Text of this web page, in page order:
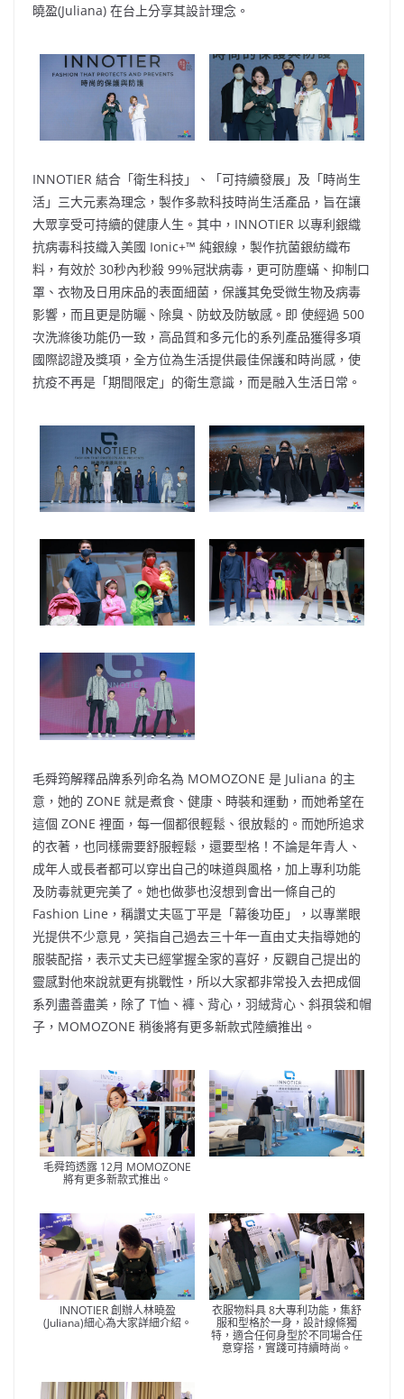
曉盈(Juliana) 在台上分享其設計理念。
INNOTIER 結合「衛生科技」、「可持續發展」及「時尚生
活」三大元素為理念，製作多款科技時尚生活產品，旨在讓
大眾享受可持續的健康人生。其中，INNOTIER 以專利銀織
抗病毒科技織入美國 Ionic+™ 純銀線，製作抗菌銀紡織布
料，有效於 30秒內秒殺 99%冠狀病毒，更可防塵蟎、抑制口
罩、衣物及日用床品的表面細菌，保護其免受微生物及病毒
影響，而且更是防曬、除臭、防蚊及防敏感。即 使經過 500
次洗滌後功能仍一致，高品質和多元化的系列產品獲得多項
國際認證及獎項，全方位為生活提供最佳保護和時尚感，使
抗疫不再是「期間限定」的衛生意識，而是融入生活日常。
毛舜筠解釋品牌系列命名為 MOMOZONE 是 Juliana 的主
意，她的 ZONE 就是煮食、健康、時裝和運動，而她希望在
這個 ZONE 裡面，每一個都很輕鬆、很放鬆的。而她所追求
的衣著，也同樣需要舒服輕鬆，還要型格！不論是年青人、
成年人或長者都可以穿出自己的味道與風格，加上專利功能
及防毒就更完美了。她也做夢也沒想到會出一條自己的
Fashion Line，稱讚丈夫區丁平是「幕後功臣」，以專業眼
光提供不少意見，笑指自己過去三十年一直由丈夫指導她的
服裝配搭，表示丈夫已經掌握全家的喜好，反觀自己提出的
靈感對他來說就更有挑戰性，所以大家都非常投入去把成個
系列盡善盡美，除了 T恤、褲、背心，羽絨背心、斜孭袋和帽
子，MOMOZONE 稍後將有更多新款式陸續推出。
毛舜筠透露 12月 MOMOZONE
將有更多新款式推出。
INNOTIER 創辦人林曉盈
(Juliana)細心為大家詳細介紹。
衣服物料具 8大專利功能，集舒
服和型格於一身，設計線條獨
特，適合任何身型於不同場合任
意穿搭，實踐可持續時尚。